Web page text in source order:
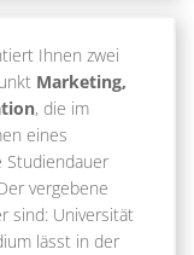
Ihnen zwei
Marketing,
, die im
eines
Studiendauer
vergebene
sind: Universität
lässt in der